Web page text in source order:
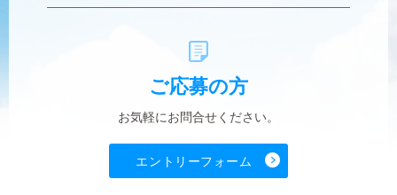
ご応募の方
お気軽にお問合せください。
エントリーフォーム